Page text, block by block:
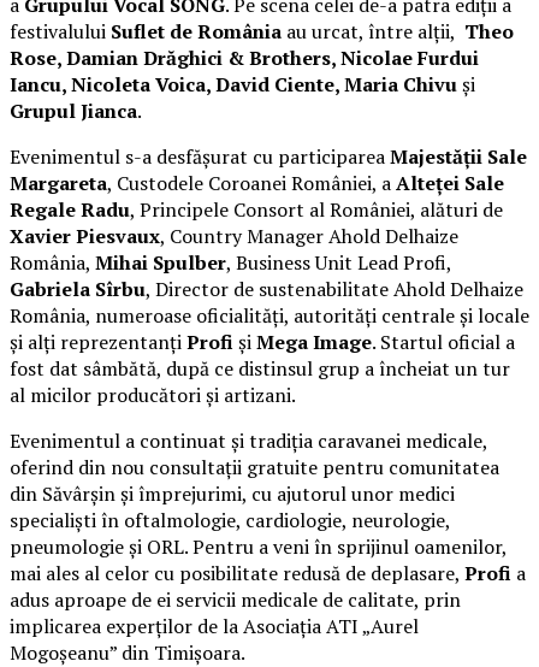
festivalului Suflet de România au urcat, între alții, Theo
Rose, Damian Drăghici & Brothers, Nicolae Furdui
Iancu, Nicoleta Voica, David Ciente, Maria Chivuși
Grupul Jianca.
Evenimentul s-a desfășurat cu participareaMajestății Sale
Margareta, Custodele Coroanei României, aAlteței Sale
Regale Radu, Principele Consort al României, alături de
Xavier Piesvaux, Country Manager Ahold Delhaize
România, Mihai Spulber, Business Unit Lead Profi,
Gabriela Sîrbu, Director de sustenabilitate Ahold Delhaize
România, numeroase oficialități, autorități centrale și locale
și alți reprezentanțiProfișiMega Image. Startul oficial a
fost dat sâmbătă, după ce distinsul grup a încheiat un tur
al micilor producători și artizani.
Evenimentul a continuat și tradiția caravanei medicale,
oferind din nou consultații gratuite pentru comunitatea
din Săvârșin și împrejurimi, cu ajutorul unor medici
specialiști în oftalmologie, cardiologie, neurologie,
pneumologie și ORL. Pentru a veni în sprijinul oamenilor,
mai ales al celor cu posibilitate redusă de deplasare, Profi a
adus aproape de ei servicii medicale de calitate, prin
implicarea experților de la Asociația ATI „Aurel
Mogoșeanu” din Timișoara.